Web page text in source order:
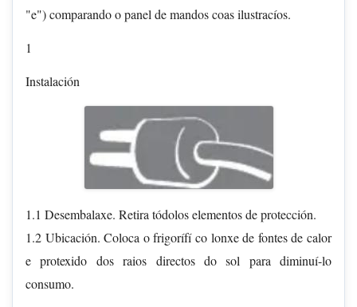
"e") comparando o panel de mandos coas ilustracíos.
1
Instalación
1.1 Desembalaxe. Retira tódolos elementos de protección.
1.2 Ubicación. Coloca o frigorífí co lonxe de fontes de calor
e protexido dos raios directos do sol para diminuí-lo
consumo.